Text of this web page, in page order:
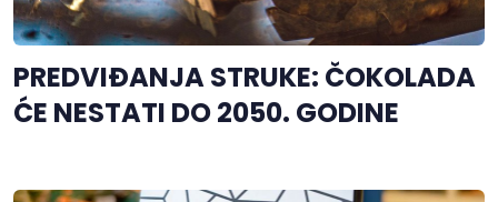
PREDVIĐANJA STRUKE: ČOKOLADA
ĆE NESTATI DO 2050. GODINE